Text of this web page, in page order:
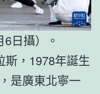
日攝）。
斯，1978年誕生
是廣東北寧一